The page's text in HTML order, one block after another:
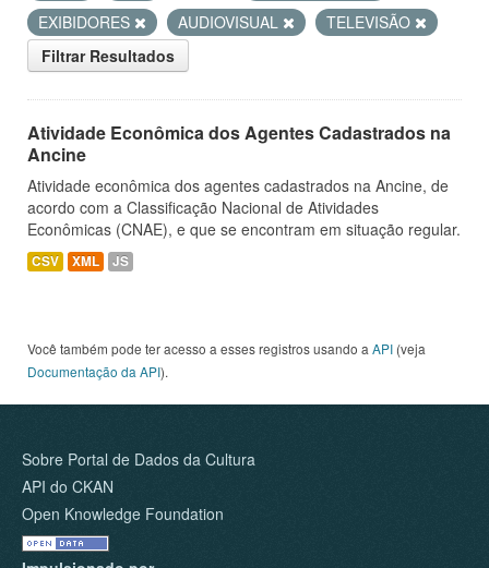
EXIBIDORES
AUDIOVISUAL
TELEVISÃO
Filtrar Resultados
Atividade Econômica dos Agentes Cadastrados na
Ancine
Atividade econômica dos agentes cadastrados na Ancine, de
acordo com a Classificação Nacional de Atividades
Econômicas (CNAE), e que se encontram em situação regular.
CSV XML JS
Você também pode ter acesso a esses registros usando a API (veja
Documentação da API).
Sobre Portal de Dados da Cultura
API do CKAN
Open Knowledge Foundation